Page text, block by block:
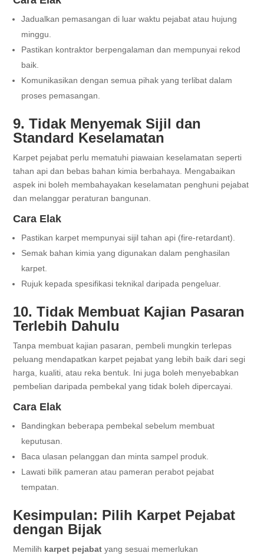
Jadualkan pemasangan di luar waktu pejabat atau hujung
minggu.
Pastikan kontraktor berpengalaman dan mempunyai rekod
baik.
Komunikasikan dengan semua pihak yang terlibat dalam
proses pemasangan.
9. Tidak Menyemak Sijil dan
Standard Keselamatan
Karpet pejabat perlu mematuhi piawaian keselamatan seperti
tahan api dan bebas bahan kimia berbahaya. Mengabaikan
aspek ini boleh membahayakan keselamatan penghuni pejabat
dan melanggar peraturan bangunan.
Cara Elak
Pastikan karpet mempunyai sijil tahan api (fire-retardant).
Semak bahan kimia yang digunakan dalam penghasilan
karpet.
Rujuk kepada spesifikasi teknikal daripada pengeluar.
10. Tidak Membuat Kajian Pasaran
Terlebih Dahulu
Tanpa membuat kajian pasaran, pembeli mungkin terlepas
peluang mendapatkan karpet pejabat yang lebih baik dari segi
harga, kualiti, atau reka bentuk. Ini juga boleh menyebabkan
pembelian daripada pembekal yang tidak boleh dipercayai.
Cara Elak
Bandingkan beberapa pembekal sebelum membuat
keputusan.
Baca ulasan pelanggan dan minta sampel produk.
Lawati bilik pameran atau pameran perabot pejabat
tempatan.
Kesimpulan: Pilih Karpet Pejabat
dengan Bijak
Memilih karpet pejabat yang sesuai memerlukan